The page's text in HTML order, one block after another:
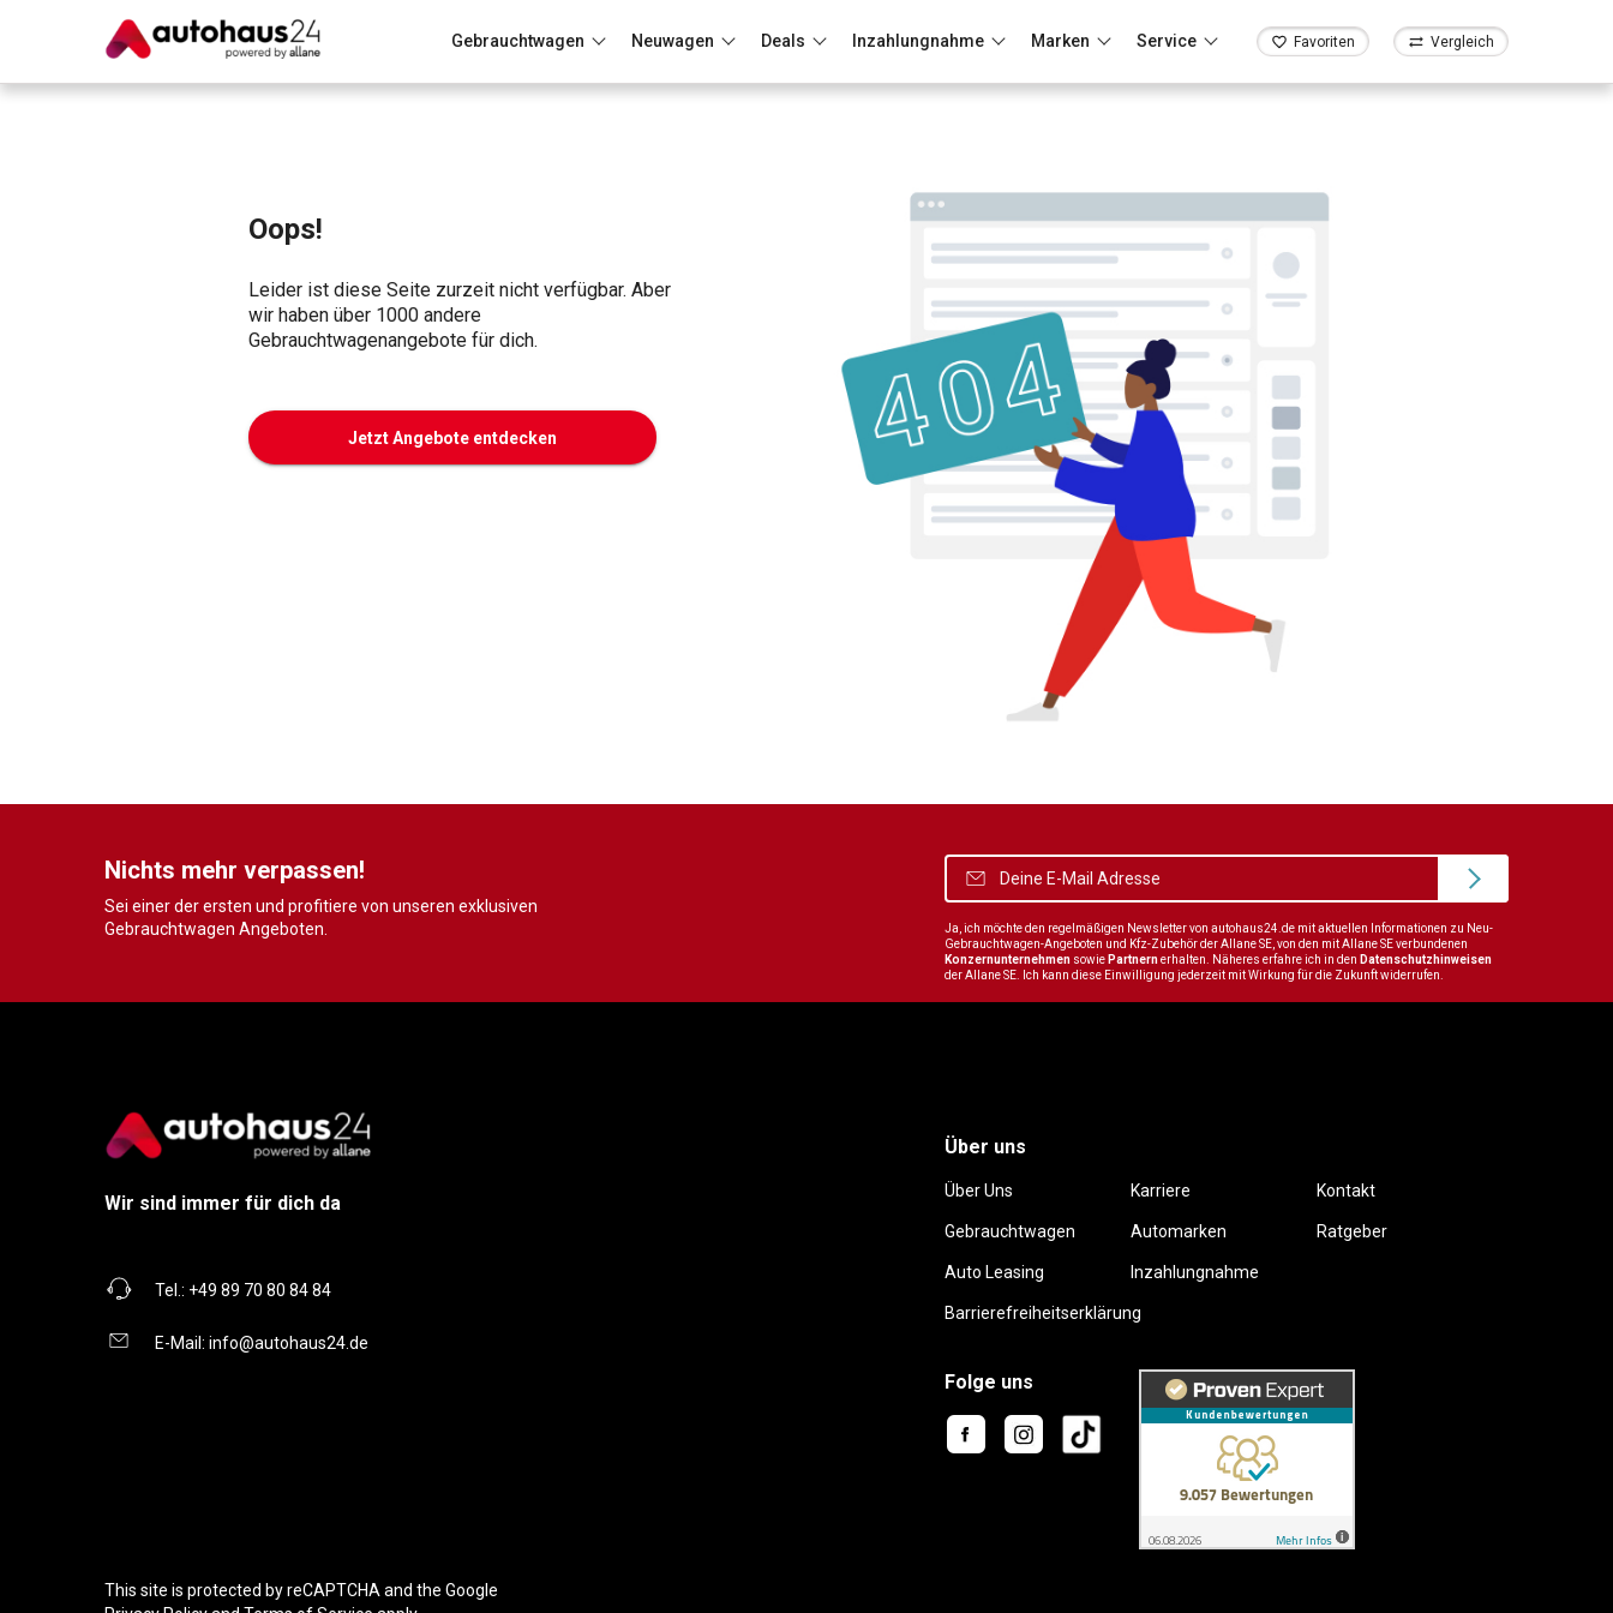
Gebrauchtwagen Neuwagen Deals Inzahlungnahme Marken Service Favoriten Vergleich
Oops!
Leider ist diese Seite zurzeit nicht verfügbar. Aber
wir haben über 1000 andere
Gebrauchtwagenangebote für dich.
Jetzt Angebote entdecken
Nichts mehr verpassen!
Sei einer der ersten und profitiere von unseren exklusiven
Gebrauchtwagen Angeboten.
Ja, ich möchte den regelmäßigen Newsletter von autohaus24.de mit aktuellen Informationen zu Neu-
Gebrauchtwagen-Angeboten und Kfz-Zubehör der Allane SE, von den mit Allane SE verbundenen
Konzernunternehmen sowie Partnernerhalten. Näheres erfahre ich in den Datenschutzhinweisen
der Allane SE. Ich kann diese Einwilligung jederzeit mit Wirkung für die Zukunft widerrufen.
Wir sind immer für dich da
Tel.: +49 89 70 80 84 84
E-Mail: info@autohaus24.de
Über uns
Über Uns Karriere Kontakt
Gebrauchtwagen Automarken Ratgeber
Auto Leasing Inzahlungnahme
Barrierefreiheitserklärung
Folge uns
This site is protected by reCAPTCHA and the Google